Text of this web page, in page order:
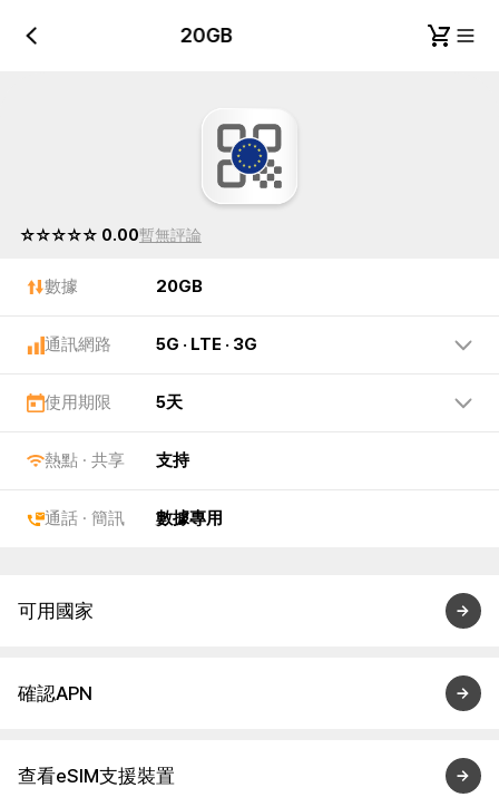
20GB
☆☆☆☆☆ 0.00暫無評論
數據 20GB
通訊網路 5G · LTE · 3G
使用期限 5天
熱點 · 共享 支持
通話 · 簡訊 數據專用
可用國家
確認APN
查看eSIM支援裝置